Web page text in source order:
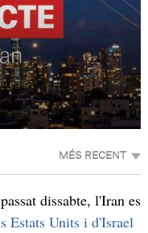
MÉS RECENT
dissabte, l'Iran es
Estats Units i d'Israel